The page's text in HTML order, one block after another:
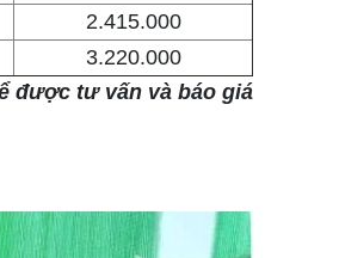
2.415.000
3.220.000
được tư vấn và báo giá